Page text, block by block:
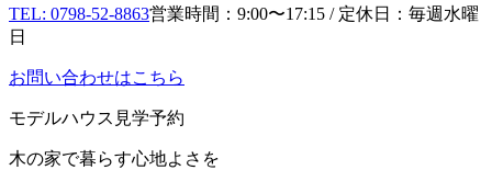
TEL: 0798-52-8863営業時間：9:00〜17:15 / 定休日：毎週水曜
日
お問い合わせはこちら
モデルハウス見学予約
木の家で暮らす心地よさを